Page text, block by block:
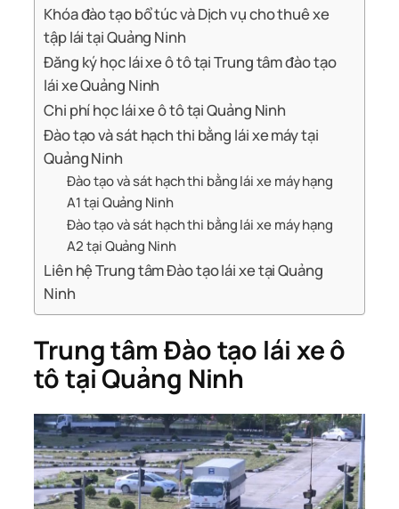
Khóa đào tạo bổ túc và Dịch vụ cho thuê xe
tập lái tại Quảng Ninh
Đăng ký học lái xe ô tô tại Trung tâm đào tạo
lái xe Quảng Ninh
Chi phí học lái xe ô tô tại Quảng Ninh
Đào tạo và sát hạch thi bằng lái xe máy tại
Quảng Ninh
Đào tạo và sát hạch thi bằng lái xe máy hạng
A1 tại Quảng Ninh
Đào tạo và sát hạch thi bằng lái xe máy hạng
A2 tại Quảng Ninh
Liên hệ Trung tâm Đào tạo lái xe tại Quảng
Ninh
Trung tâm Đào tạo lái xe ô
tô tại Quảng Ninh